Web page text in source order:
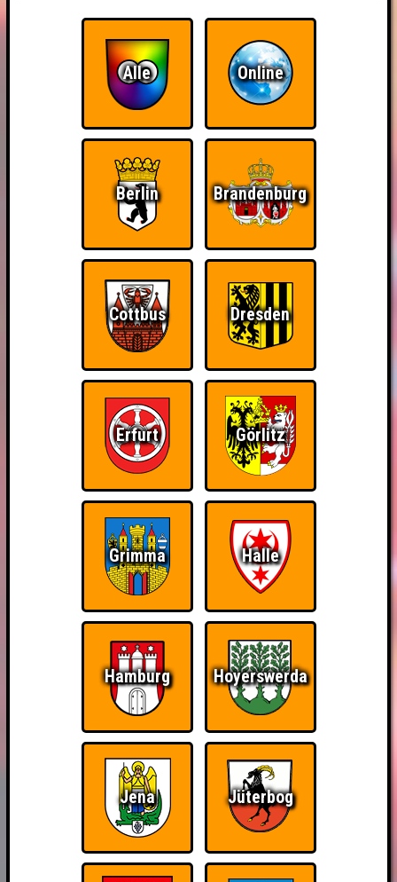
Alle Online
Berlin Brandenburg
Cottbus Dresden
Erfurt Görlitz
Grimma Halle
Hamburg Hoyerswerda
Jena Jüterbog